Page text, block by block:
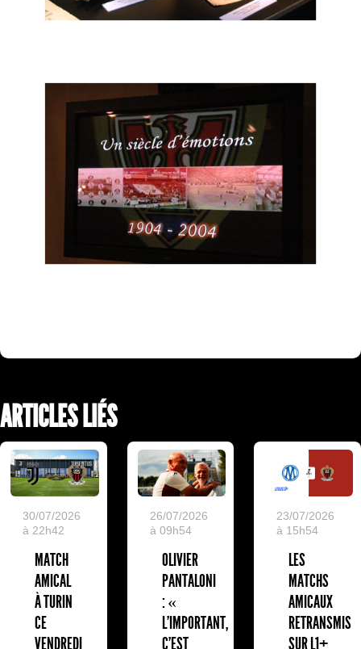
ARTICLES LIÉS
30/07/2026
à 22h42
MATCH
AMICAL
À TURIN
CE
VENDREDI
26/07/2026
à 09h54
OLIVIER
PANTALONI
: «
L'IMPORTANT,
C'EST
23/07/2026
à 15h54
LES
MATCHS
AMICAUX
RETRANSMIS
SUR L1+